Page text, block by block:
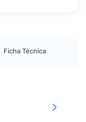
Ficha Técnica